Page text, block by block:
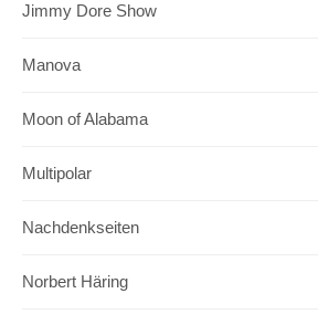
Jimmy Dore Show
Manova
Moon of Alabama
Multipolar
Nachdenkseiten
Norbert Häring